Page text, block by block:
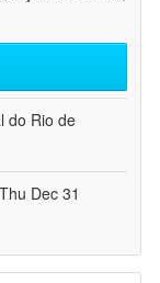
do Rio de
Dec 31